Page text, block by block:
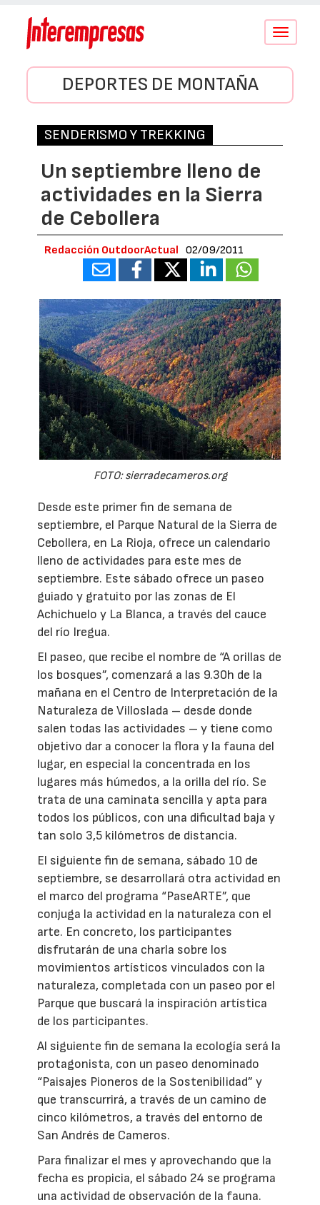
Conmutar
DEPORTES DE MONTAÑA
SENDERISMO Y TREKKING
Un septiembre lleno de
actividades en la Sierra
de Cebollera
Redacción OutdoorActual 02/09/2011
FOTO: sierradecameros.org
Desde este primer fin de semana de
septiembre, el Parque Natural de la Sierra de
Cebollera, en La Rioja, ofrece un calendario
lleno de actividades para este mes de
septiembre. Este sábado ofrece un paseo
guiado y gratuito por las zonas de El
Achichuelo y La Blanca, a través del cauce
del río Iregua.
El paseo, que recibe el nombre de “A orillas de
los bosques”, comenzará a las 9.30h de la
mañana en el Centro de Interpretación de la
Naturaleza de Villoslada – desde donde
salen todas las actividades – y tiene como
objetivo dar a conocer la flora y la fauna del
lugar, en especial la concentrada en los
lugares más húmedos, a la orilla del río. Se
trata de una caminata sencilla y apta para
todos los públicos, con una dificultad baja y
tan solo 3,5 kilómetros de distancia.
El siguiente fin de semana, sábado 10 de
septiembre, se desarrollará otra actividad en
el marco del programa “PaseARTE”, que
conjuga la actividad en la naturaleza con el
arte. En concreto, los participantes
disfrutarán de una charla sobre los
movimientos artísticos vinculados con la
naturaleza, completada con un paseo por el
Parque que buscará la inspiración artística
de los participantes.
Al siguiente fin de semana la ecología será la
protagonista, con un paseo denominado
“Paisajes Pioneros de la Sostenibilidad” y
que transcurrirá, a través de un camino de
cinco kilómetros, a través del entorno de
San Andrés de Cameros.
Para finalizar el mes y aprovechando que la
fecha es propicia, el sábado 24 se programa
una actividad de observación de la fauna.